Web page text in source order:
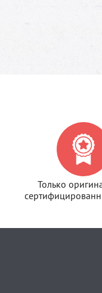
Только